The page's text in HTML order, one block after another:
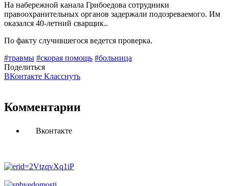
На набережной канала Грибоедова сотрудники
правоохранительных органов задержали подозреваемого. Им
оказался 40-летний сварщик..
По факту случившегося ведется проверка.
#травмы #скорая помощь #больница
Поделиться
ВКонтакте Класснуть
Комментарии
Вконтакте